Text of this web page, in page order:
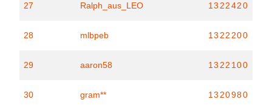
27 Ralph_aus_LEO 1322420
28 mlbpeb 1322200
29 aaron58 1322100
30 gram** 1320980